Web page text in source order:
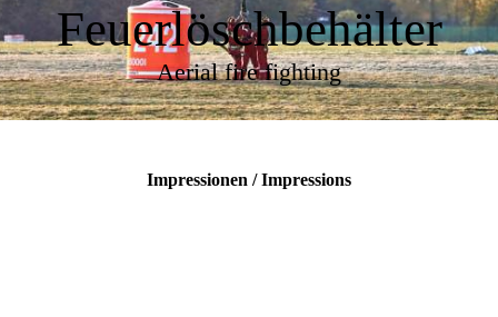
Feuerlöschbehälter
Aerial fire fighting
Impressionen / Impressions